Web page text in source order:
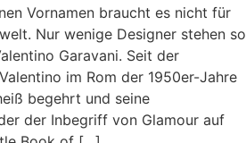
Vornamen braucht es nicht für
Nur wenige Designer stehen so
Garavani. Seit der
im Rom der 1950er-Jahre
begehrt und seine
der Inbegriff von Glamour auf